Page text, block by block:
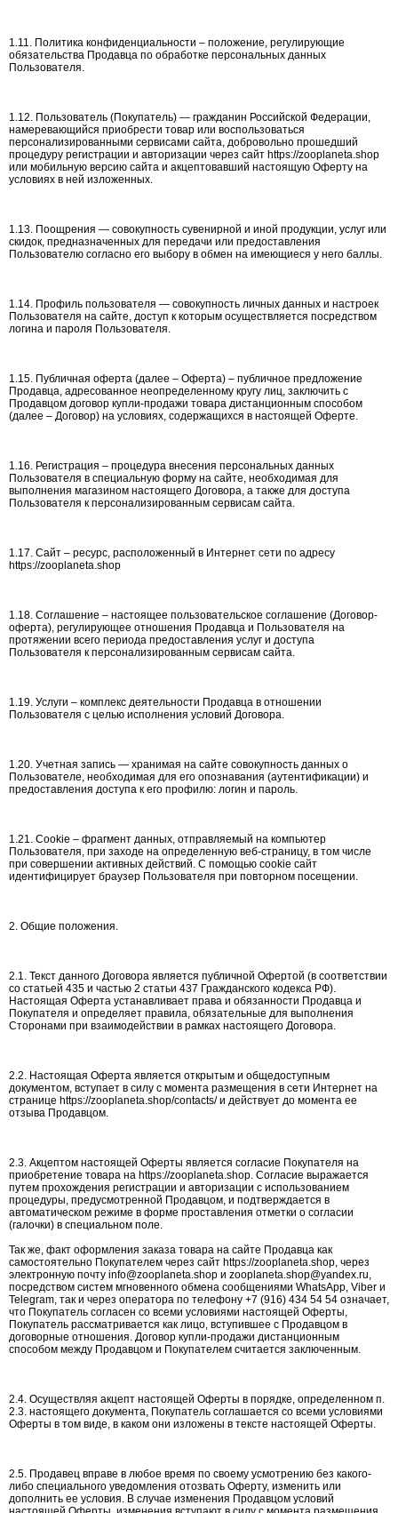
1.11. Политика конфиденциальности – положение, регулирующие
обязательства Продавца по обработке персональных данных
Пользователя.
1.12. Пользователь (Покупатель) — гражданин Российской Федерации,
намеревающийся приобрести товар или воспользоваться
персонализированными сервисами сайта, добровольно прошедший
процедуру регистрации и авторизации через сайт https://zooplaneta.shop
или мобильную версию сайта и акцептовавший настоящую Оферту на
условиях в ней изложенных.
1.13. Поощрения — совокупность сувенирной и иной продукции, услуг или
скидок, предназначенных для передачи или предоставления
Пользователю согласно его выбору в обмен на имеющиеся у него баллы.
1.14. Профиль пользователя — совокупность личных данных и настроек
Пользователя на сайте, доступ к которым осуществляется посредством
логина и пароля Пользователя.
1.15. Публичная оферта (далее – Оферта) – публичное предложение
Продавца, адресованное неопределенному кругу лиц, заключить с
Продавцом договор купли-продажи товара дистанционным способом
(далее – Договор) на условиях, содержащихся в настоящей Оферте.
1.16. Регистрация – процедура внесения персональных данных
Пользователя в специальную форму на сайте, необходимая для
выполнения магазином настоящего Договора, а также для доступа
Пользователя к персонализированным сервисам сайта.
1.17. Сайт – ресурс, расположенный в Интернет сети по адресу
https://zooplaneta.shop
1.18. Соглашение – настоящее пользовательское соглашение (Договор-
оферта), регулирующее отношения Продавца и Пользователя на
протяжении всего периода предоставления услуг и доступа
Пользователя к персонализированным сервисам сайта.
1.19. Услуги – комплекс деятельности Продавца в отношении
Пользователя с целью исполнения условий Договора.
1.20. Учетная запись — хранимая на сайте совокупность данных о
Пользователе, необходимая для его опознавания (аутентификации) и
предоставления доступа к его профилю: логин и пароль.
1.21. Cookie – фрагмент данных, отправляемый на компьютер
Пользователя, при заходе на определенную веб-страницу, в том числе
при совершении активных действий. С помощью cookie сайт
идентифицирует браузер Пользователя при повторном посещении.
2. Общие положения.
2.1. Текст данного Договора является публичной Офертой (в соответствии
со статьей 435 и частью 2 статьи 437 Гражданского кодекса РФ).
Настоящая Оферта устанавливает права и обязанности Продавца и
Покупателя и определяет правила, обязательные для выполнения
Сторонами при взаимодействии в рамках настоящего Договора.
2.2. Настоящая Оферта является открытым и общедоступным
документом, вступает в силу с момента размещения в сети Интернет на
странице https://zooplaneta.shop/contacts/ и действует до момента ее
отзыва Продавцом.
2.3. Акцептом настоящей Оферты является согласие Покупателя на
приобретение товара на https://zooplaneta.shop. Согласие выражается
путем прохождения регистрации и авторизации с использованием
процедуры, предусмотренной Продавцом, и подтверждается в
автоматическом режиме в форме проставления отметки о согласии
(галочки) в специальном поле.
Так же, факт оформления заказа товара на сайте Продавца как
самостоятельно Покупателем через сайт https://zooplaneta.shop, через
электронную почту info@zooplaneta.shop и zooplaneta.shop@yandex.ru,
посредством систем мгновенного обмена сообщениями WhatsApp, Viber и
Telegram, так и через оператора по телефону +7 (916) 434 54 54 означает,
что Покупатель согласен со всеми условиями настоящей Оферты,
Покупатель рассматривается как лицо, вступившее с Продавцом в
договорные отношения. Договор купли-продажи дистанционным
способом между Продавцом и Покупателем считается заключенным.
2.4. Осуществляя акцепт настоящей Оферты в порядке, определенном п.
2.3. настоящего документа, Покупатель соглашается со всеми условиями
Оферты в том виде, в каком они изложены в тексте настоящей Оферты.
2.5. Продавец вправе в любое время по своему усмотрению без какого-
либо специального уведомления отозвать Оферту, изменить или
дополнить ее условия. В случае изменения Продавцом условий